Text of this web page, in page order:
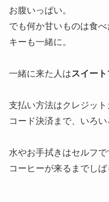
お腹いっぱい。
でも何か甘いものは食
キーも一緒に。
一緒に来た人はスイー
支払い方法はクレジッ
コード決済まで、いろい
水やお手拭きはセルフで
コーヒーが来るまでしば